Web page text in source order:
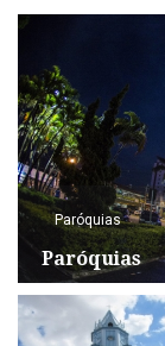
Paróquias
Paróquias